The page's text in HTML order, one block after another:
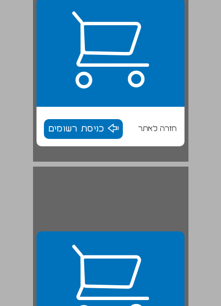
חזרה לאתר כניסת רשומים
מאבקי המשכילים בירושלים ... 18